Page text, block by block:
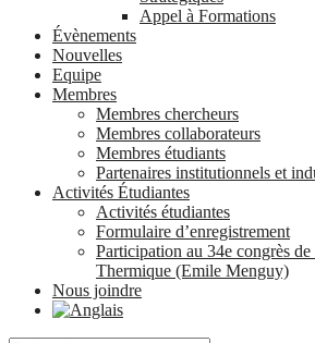
Appel à Formations
Évènements
Nouvelles
Equipe
Membres
Membres chercheurs
Membres collaborateurs
Membres étudiants
Partenaires institutionnels et
Activités Étudiantes
Activités étudiantes
Formulaire d’enregistrement
Participation au 34e congrès
Thermique (Emile Menguy)
Nous joindre